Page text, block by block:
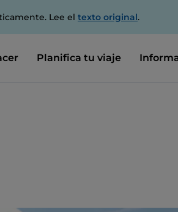
Lee el texto original.
Planifica tu viaje